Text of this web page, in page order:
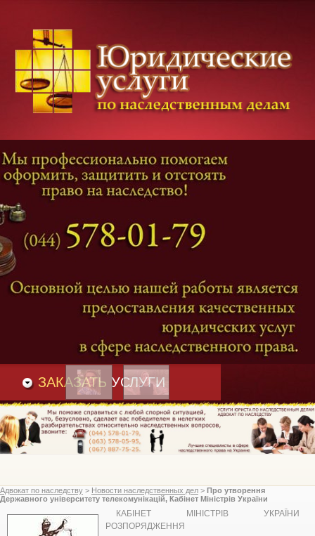
Категории дел
Наследование и Завещание
Оформление наследства
Оспаривание наследства
Адвокат наследственные дела
и Вакансии
ЗАКАЗАТЬ УСЛУГИ
Адвокат по наследству > Новости наследственных дел > Про утворення
Державного університету телекомунікацій, Кабінет Міністрів України
КАБІНЕТ МІНІСТРІВ УКРАЇНИ
РОЗПОРЯДЖЕННЯ